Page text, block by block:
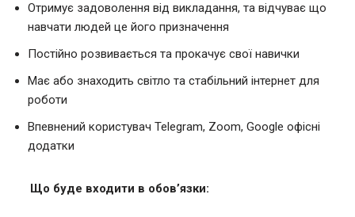
Отримує задоволення від викладання, та відчуває що
навчати людей це його призначення
Постійно розвивається та прокачує свої навички
Має або знаходить світло та стабільний інтернет для
роботи
Впевнений користувач Telegram, Zoom, Google офісні
додатки
Що буде входити в обов’язки: